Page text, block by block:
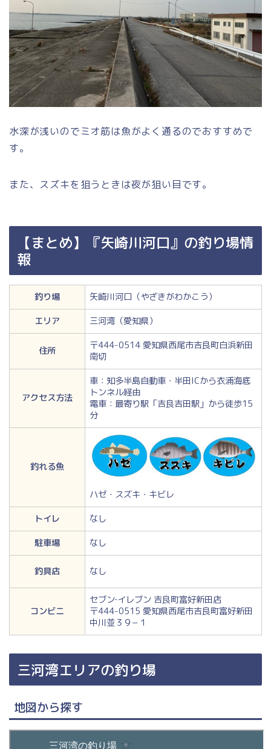
水深が浅いのでミオ筋は魚がよく通るのでおすすめで
す。
また、スズキを狙うときは夜が狙い目です。
【まとめ】『矢崎川河口』の釣り場情
報
釣り場
矢崎川河口（やざきがわかこう）
エリア
三河湾（愛知県）
住所
〒444-0514 愛知県西尾市吉良町白浜新田
南切
アクセス方法
車：知多半島自動車・半田ICから衣浦海底
トンネル経由
電車：最寄り駅「吉良吉田駅」から徒歩15
分
釣れる魚
ハゼ・スズキ・キビレ
トイレ
なし
駐車場
なし
釣具店 なし
コンビニ
セブン‐イレブン 吉良町富好新田店
〒444-0515 愛知県西尾市吉良町富好新田
中川並３９−１
三河湾エリアの釣り場
地図から探す